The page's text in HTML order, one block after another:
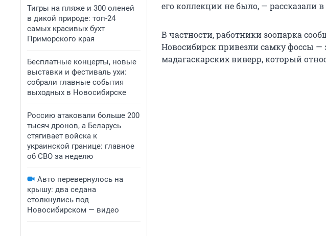
Тигры на пляже и 300 оленей
в дикой природе: топ-24
самых красивых бухт
Приморского края
Бесплатные концерты, новые
выставки и фестиваль ухи:
собрали главные события
выходных в Новосибирске
Россию атаковали больше 200
тысяч дронов, а Беларусь
стягивает войска к
украинской границе: главное
об СВО за неделю
Авто перевернулось на
крышу: два седана
столкнулись под
Новосибирском — видео
его коллекции не было, — рассказали
В частности, работники зоопарка
Новосибирск привезли самку фоссы —
мадагаскарских виверр, который